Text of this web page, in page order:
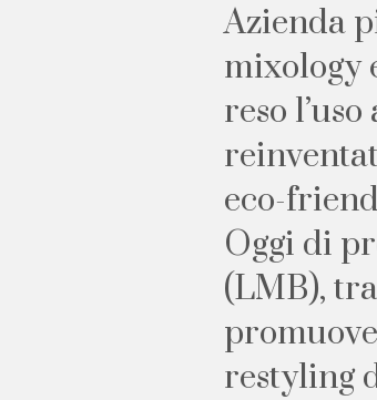
Azienda p
mixology
reso l’uso
reinventat
eco-friend
Oggi di pr
(LMB), tra
promuove
restyling